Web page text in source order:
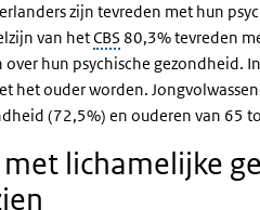
zijn tevreden met hun
van hetCBS 80,3% tevreden
hun psychische gezondheid.
het ouder worden.
(72,5%) en ouderen van 65
lichamelijke